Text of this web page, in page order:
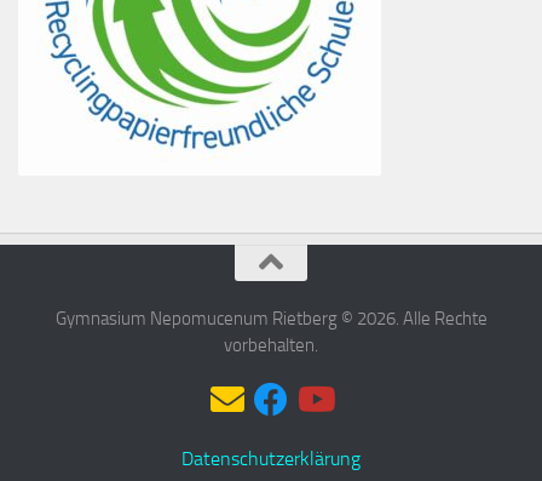
Gymnasium Nepomucenum Rietberg © 2026. Alle Rechte
vorbehalten.
Datenschutzerklärung